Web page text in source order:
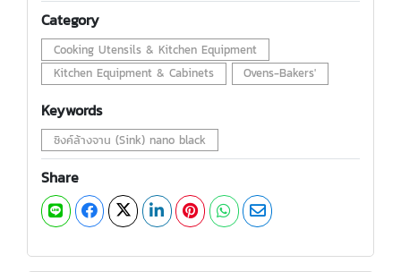
Category
Cooking Utensils & Kitchen Equipment
Kitchen Equipment & Cabinets
Ovens-Bakers'
Keywords
ซิงค์ล้างจาน (Sink) nano black
Share